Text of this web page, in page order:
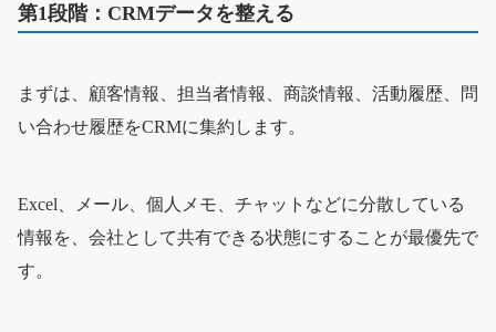
第1段階：CRMデータを整える
まずは、顧客情報、担当者情報、商談情報、活動履歴、問
い合わせ履歴をCRMに集約します。
Excel、メール、個人メモ、チャットなどに分散している
情報を、会社として共有できる状態にすることが最優先で
す。